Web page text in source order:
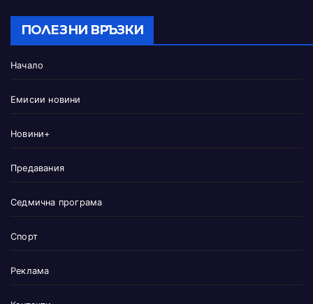
ПОЛЕЗНИ ВРЪЗКИ
Начало
Емисии новини
Новини+
Предавания
Седмична програма
Спорт
Реклама